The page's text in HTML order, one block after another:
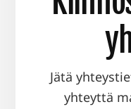
Jätä
yhteyttä